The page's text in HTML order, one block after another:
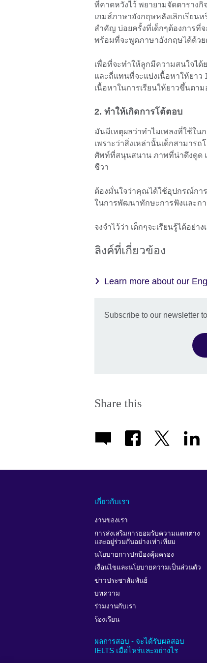
ที่คาดหวังไว้ พยายามจัดตารางกิ
เกมส์ภาษาอังกฤษหลังเลิกเรีย
สำคัญ บ่อยครั้งที่เด็กๆต้องการที่
พร้อมที่จะพูดภาษาอังกฤษได้ด้วย
เพื่อที่จะทำให้ลูกมีความสนใจไ
และถี่แทนที่จะแบ่งเนื้อหาให้ยาว
เนื้อหาในการเรียนให้ยาวขึ้นต
2. ทำให้เกิดการโต้ตอบ
มันมีเหตุผลว่าทำไมเพลงที่ใช้ใน
เพราะว่าสิ่งเหล่านั้นเด็กสามาร
ศัพท์ที่สนุนสนาน ภาพที่น่าดึงดูด
ชีวา
ต้องมั่นใจว่าคุณได้ใช้อุปกรณ์กา
ในการพัฒนาทักษะการฟังและก
จงจำไว้ว่า เด็กๆจะเรียนรู้ได้อย่
ลิงค์ที่เกี่ยวข้อง
Learn more about our
Subscribe to our newsletter
Share this
เกี่ยวกับเรา
งานของเรา
การส่งเสริมการยอมรับความแตกต่าง
และอยู่ร่วมกันอย่างเท่าเทียม
นโยบายการปกป้องคุ้มครอง
เงื่อนไขและนโยบายความเป็นส่วนตัว
ข่าวประชาสัมพันธ์
บทความ
ร่วมงานกับเรา
ร้องเรียน
ผลการสอบ - จะได้รับผลสอบ
IELTS เมื่อไหร่และอย่างไร